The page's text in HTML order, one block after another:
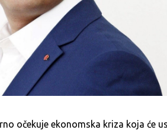
očekuje ekonomska kriza koja će